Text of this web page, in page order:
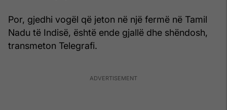
Por, gjedhi vogël që jeton në një fermë në Tamil
Nadu të Indisë, është ende gjallë dhe shëndosh,
transmeton Telegrafi.